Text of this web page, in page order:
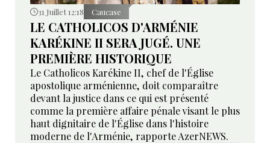
31 Juillet 12:18 Caucase
LE CATHOLICOS D'ARMÉNIE
KARÉKINE II SERA JUGÉ. UNE
PREMIÈRE HISTORIQUE
Le Catholicos Karékine II, chef de l'Église
apostolique arménienne, doit comparaître
devant la justice dans ce qui est présenté
comme la première affaire pénale visant le plus
haut dignitaire de l'Église dans l'histoire
moderne de l'Arménie, rapporte AzerNEWS.